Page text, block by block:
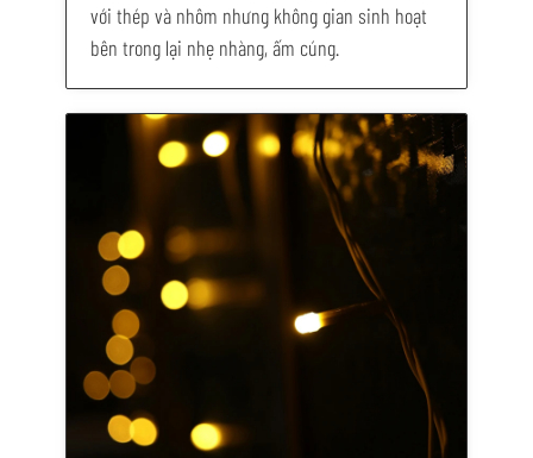
với thép và nhôm nhưng không gian sinh hoạt
bên trong lại nhẹ nhàng, ấm cúng.